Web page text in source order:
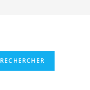
RECHERCHER